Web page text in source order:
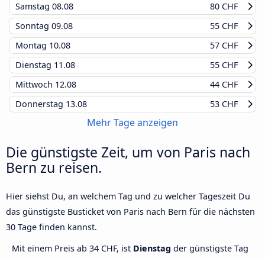
Samstag 08.08
80 CHF
Sonntag 09.08
55 CHF
Montag 10.08
57 CHF
Dienstag 11.08
55 CHF
Mittwoch 12.08
44 CHF
Donnerstag 13.08 53 CHF
Mehr Tage anzeigen
Die günstigste Zeit, um von Paris nach
Bern zu reisen.
Hier siehst Du, an welchem Tag und zu welcher Tageszeit Du
das günstigste Busticket von Paris nach Bern für die nächsten
30 Tage finden kannst.
Mit einem Preis ab 34 CHF, ist Dienstag der günstigste Tag